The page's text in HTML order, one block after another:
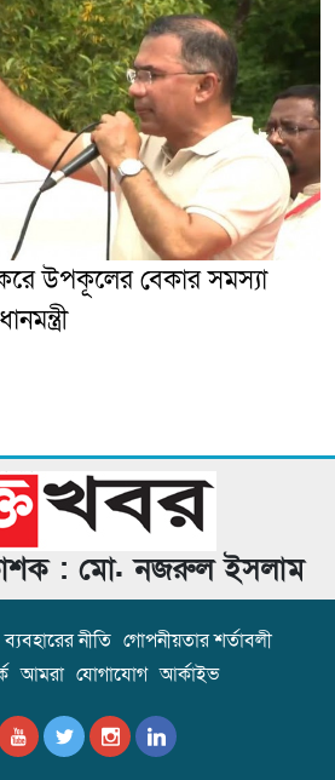
উপকূলের বেকার সমস্যা
: মো. নজরুল ইসলাম
ব্যবহারের নীতি গোপনীয়তার শর্তাবলী
আমরা যোগাযোগ আর্কাইভ